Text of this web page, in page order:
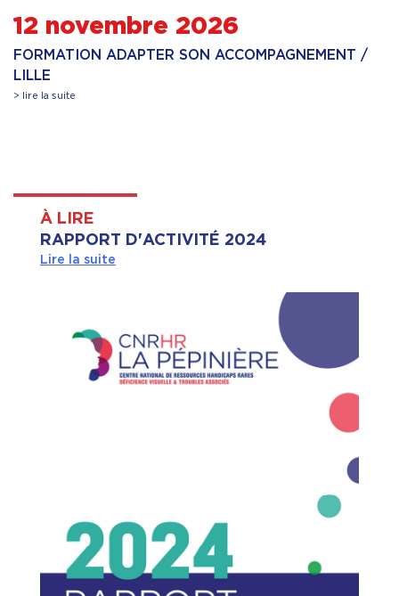
12 novembre 2026
FORMATION ADAPTER SON ACCOMPAGNEMENT /
LILLE
> lire la suite
À LIRE
RAPPORT D'ACTIVITÉ 2024
Lire la suite